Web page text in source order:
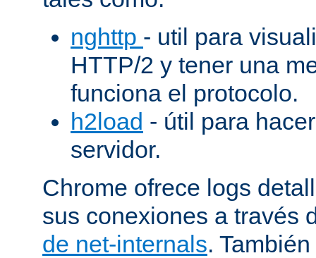
nghttp - util para
HTTP/2 y tener una
funciona el protocolo.
h2load - útil para
servidor.
Chrome ofrece logs
sus conexiones a través
de net-internals.